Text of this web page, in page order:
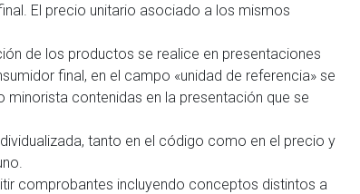
El precio unitario asociado a los mismos
de los productos se realice en presentaciones
final, en el campo «unidad de referencia» se
contenidas en la presentación que se
tanto en el código como en el precio y
comprobantes incluyendo conceptos distintos a